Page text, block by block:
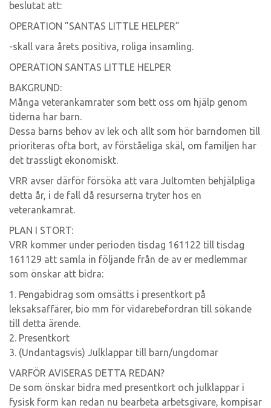
beslutat att:
OPERATION ”SANTAS LITTLE HELPER”
-skall vara årets positiva, roliga insamling.
OPERATION SANTAS LITTLE HELPER
BAKGRUND:
Många veterankamrater som bett oss om hjälp genom
tiderna har barn.
Dessa barns behov av lek och allt som hör barndomen till
prioriteras ofta bort, av förståeliga skäl, om familjen har
det trassligt ekonomiskt.
VRR avser därför försöka att vara Jultomten behjälpliga
detta år, i de fall då resurserna tryter hos en
veterankamrat.
PLAN I STORT:
VRR kommer under perioden tisdag 161122 till tisdag
161129 att samla in följande från de av er medlemmar
som önskar att bidra:
1. Pengabidrag som omsätts i presentkort på
leksaksaffärer, bio mm för vidarebefordran till sökande
till detta ärende.
2. Presentkort
3. (Undantagsvis) Julklappar till barn/ungdomar
VARFÖR AVISERAS DETTA REDAN?
De som önskar bidra med presentkort och julklappar i
fysisk form kan redan nu bearbeta arbetsgivare, kompisar